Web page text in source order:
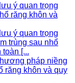
ý quan trọng
răng khôn và
ý quan trọng
trùng sau nhổ
[...
pháp niềng
răng khôn và quy